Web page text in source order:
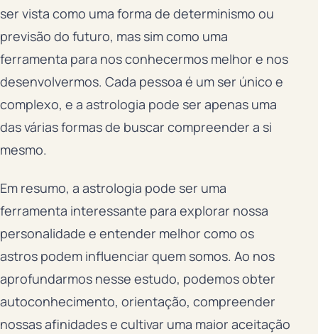
ser vista como uma forma de determinismo ou
previsão do futuro, mas sim como uma
ferramenta para nos conhecermos melhor e nos
desenvolvermos. Cada pessoa é um ser único e
complexo, e a astrologia pode ser apenas uma
das várias formas de buscar compreender a si
mesmo.
Em resumo, a astrologia pode ser uma
ferramenta interessante para explorar nossa
personalidade e entender melhor como os
astros podem influenciar quem somos. Ao nos
aprofundarmos nesse estudo, podemos obter
autoconhecimento, orientação, compreender
nossas afinidades e cultivar uma maior aceitação